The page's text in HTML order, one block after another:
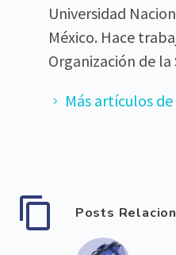
Universidad
México. Hace
Organización de la
Más artículos
Posts